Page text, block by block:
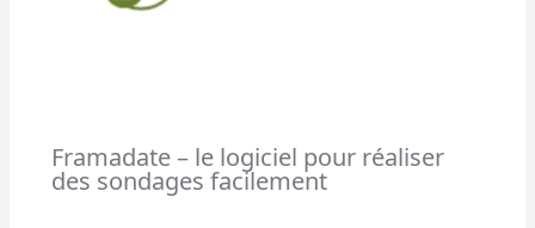
Framadate – le logiciel pour réaliser
des sondages facilement